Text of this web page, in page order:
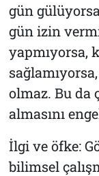
gün
gün izin
yapmıyorsa,
olmaz. Bu da
almasını
İlgi ve öfke:
bilimsel